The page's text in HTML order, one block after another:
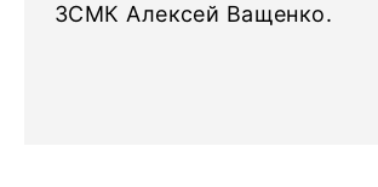
ЗСМК Алексей Ващенко.